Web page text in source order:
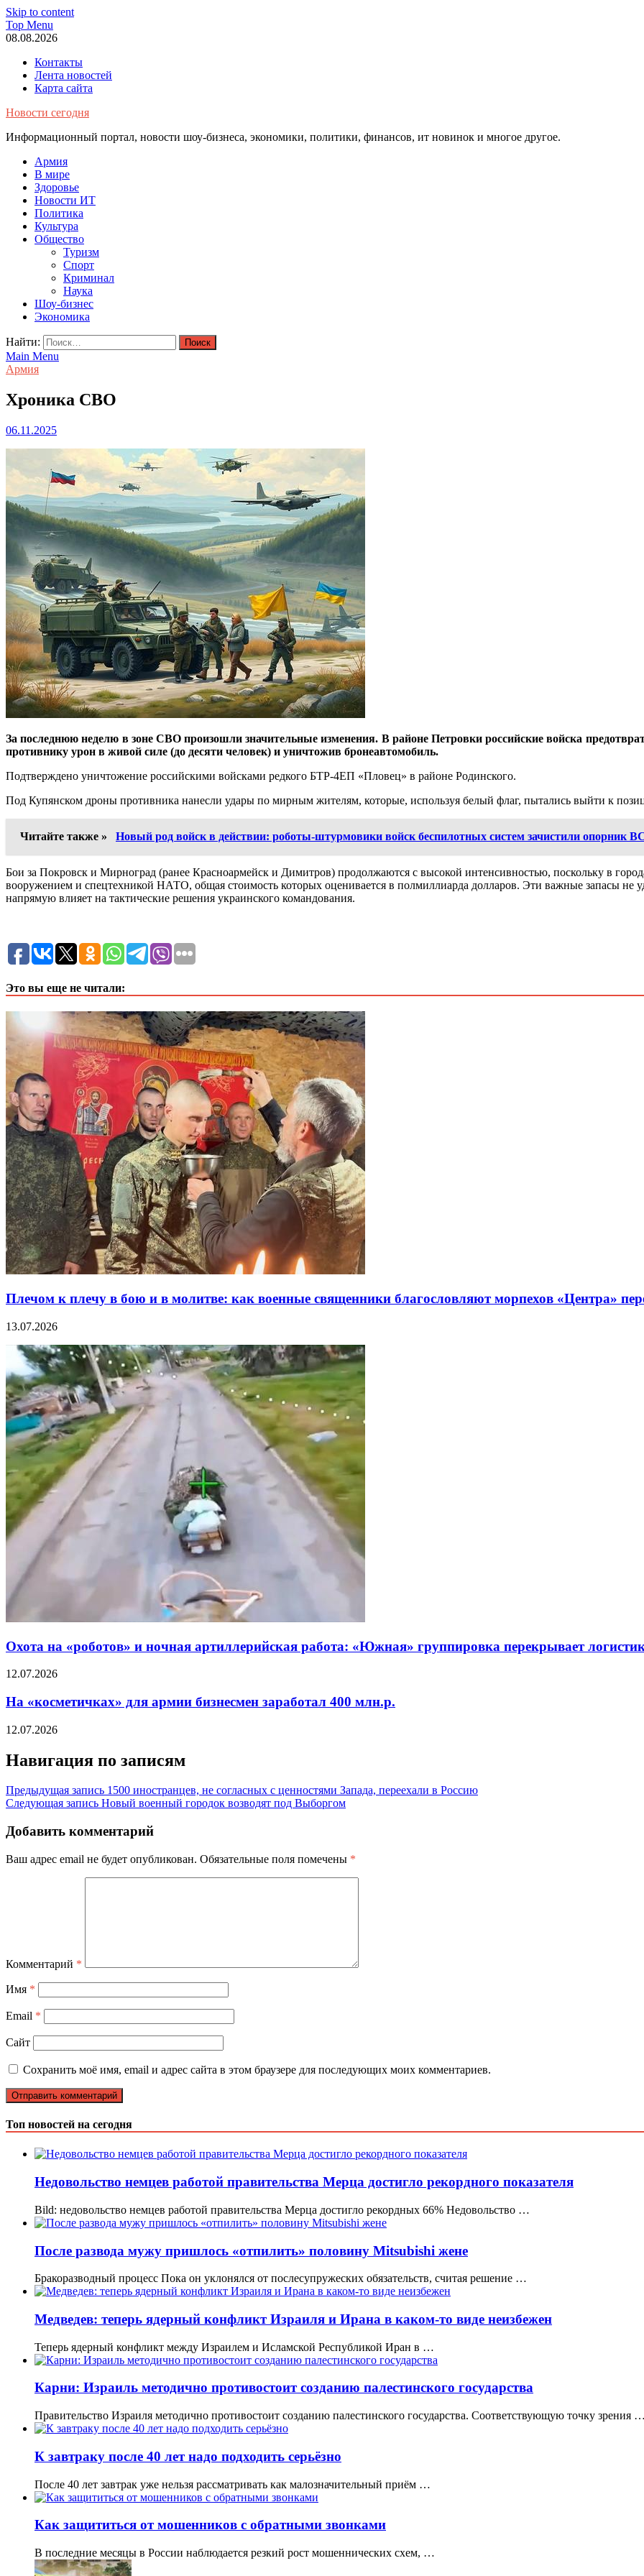
Skip to content
Top Menu
08.08.2026
Контакты
Лента новостей
Карта сайта
Новости сегодня
Информационный портал, новости шоу-бизнеса, экономики, политики, финансов, ит новинок и многое другое.
Армия
В мире
Здоровье
Новости ИТ
Политика
Культура
Общество
Туризм
Спорт
Криминал
Наука
Шоу-бизнес
Экономика
Найти:
Main Menu
Армия
Хроника СВО
06.11.2025
За последнюю неделю в зоне СВО произошли значительные изменения. В районе Петровки российские войска
противнику урон в живой силе (до десяти человек) и уничтожив бронеавтомобиль.
Подтверждено уничтожение российскими войсками редкого БТР-4ЕП «Пловец» в районе Родинского.
Под Купянском дроны противника нанесли удары по мирным жителям, которые, используя белый флаг, пытались выйти к
Читайте также » Новый род войск в действии: роботы-штурмовики войск беспилотных систем зачистили опорник
Бои за Покровск и Мирноград (ранее Красноармейск и Димитров) продолжаются с высокой интенсивностью, поскольку в
вооружением и спецтехникой НАТО, общая стоимость которых оценивается в полмиллиарда долларов. Эти важные запасы не
напрямую влияет на тактические решения украинского командования.
Это вы еще не читали:
Плечом к плечу в бою и в молитве: как военные священники благословляют морпехов «Центра»
13.07.2026
Охота на «роботов» и ночная артиллерийская работа: «Южная» группировка перекрывает
12.07.2026
На «косметичках» для армии бизнесмен заработал 400 млн.р.
12.07.2026
Навигация по записям
Предыдущая запись 1500 иностранцев, не согласных с ценностями Запада, переехали в Россию
Следующая запись Новый военный городок возводят под Выборгом
Добавить комментарий
Ваш адрес email не будет опубликован. Обязательные поля помечены *
Комментарий *
Имя *
Email *
Сайт
Сохранить моё имя, email и адрес сайта в этом браузере для последующих моих комментариев.
Топ новостей на сегодня
Недовольство немцев работой правительства Мерца достигло рекордного показателя
Bild: недовольство немцев работой правительства Мерца достигло рекордных 66% Недовольство …
После развода мужу пришлось «отпилить» половину Mitsubishi жене
Бракоразводный процесс Пока он уклонялся от послесупружеских обязательств, считая решение …
Медведев: теперь ядерный конфликт Израиля и Ирана в каком-то виде неизбежен
Теперь ядерный конфликт между Израилем и Исламской Республикой Иран в …
Карни: Израиль методично противостоит созданию палестинского государства
Правительство Израиля методично противостоит созданию палестинского государства. Соответствующую точку зрения …
К завтраку после 40 лет надо подходить серьёзно
После 40 лет завтрак уже нельзя рассматривать как малозначительный приём …
Как защититься от мошенников с обратными звонками
В последние месяцы в России наблюдается резкий рост мошеннических схем, …